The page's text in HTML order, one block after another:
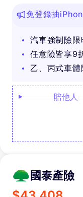
免登錄抽
汽車強制險
任意險皆享9
乙、丙式車
賠他人
國泰產險